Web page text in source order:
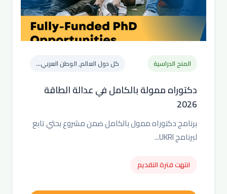
المنح الدراسية كل دول العالم, الوطن العربي...
دكتوراه ممولة بالكامل في عدالة الطاقة
2026
برنامج دكتوراه ممول بالكامل ضمن مشروع بحثي تابع
لبرنامج UKRI...
انتهت فترة التقديم